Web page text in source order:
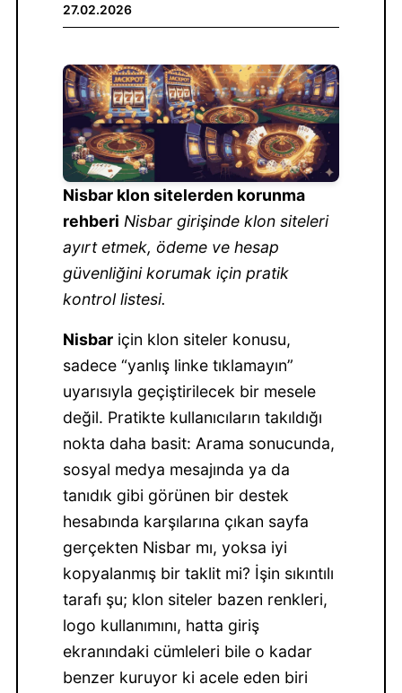
27.02.2026
Nisbar klon sitelerden korunma
rehberi Nisbar girişinde klon siteleri
ayırt etmek, ödeme ve hesap
güvenliğini korumak için pratik
kontrol listesi.
Nisbar için klon siteler konusu,
sadece “yanlış linke tıklamayın”
uyarısıyla geçiştirilecek bir mesele
değil. Pratikte kullanıcıların takıldığı
nokta daha basit: Arama sonucunda,
sosyal medya mesajında ya da
tanıdık gibi görünen bir destek
hesabında karşılarına çıkan sayfa
gerçekten Nisbar mı, yoksa iyi
kopyalanmış bir taklit mi? İşin sıkıntılı
tarafı şu; klon siteler bazen renkleri,
logo kullanımını, hatta giriş
ekranındaki cümleleri bile o kadar
benzer kuruyor ki acele eden biri